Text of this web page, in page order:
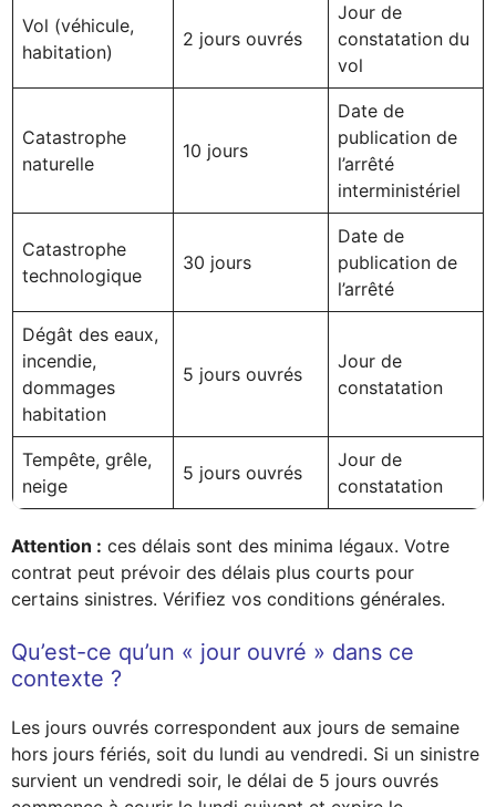
Vol (véhicule,
habitation)
2 jours ouvrés
Jour de
constatation du
vol
Catastrophe
naturelle
10 jours
Date de
publication de
l’arrêté
interministériel
Catastrophe
technologique
30 jours
Date de
publication de
l’arrêté
Dégât des eaux,
incendie,
dommages
habitation
5 jours ouvrés
Jour de
constatation
Tempête, grêle,
neige
5 jours ouvrés
Jour de
constatation
Attention : ces délais sont des minima légaux. Votre
contrat peut prévoir des délais plus courts pour
certains sinistres. Vérifiez vos conditions générales.
Qu’est-ce qu’un « jour ouvré » dans ce
contexte ?
Les jours ouvrés correspondent aux jours de semaine
hors jours fériés, soit du lundi au vendredi. Si un sinistre
survient un vendredi soir, le délai de 5 jours ouvrés